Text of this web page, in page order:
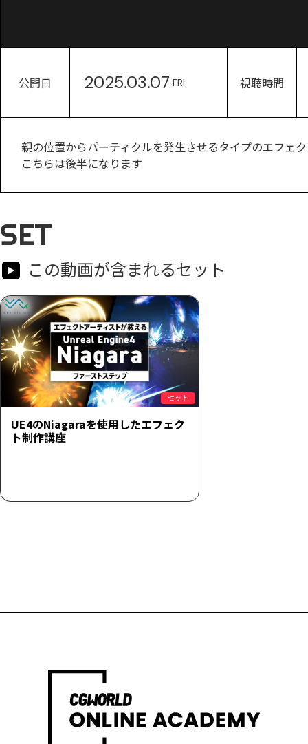
公開日 2025.03.07 FRI 視聴時間
親の位置からパーティクルを発生させるタイプのエフェ
こちらは後半になります
SET
この動画が含まれるセット
セット
UE4のNiagaraを使用したエフェク
ト制作講座